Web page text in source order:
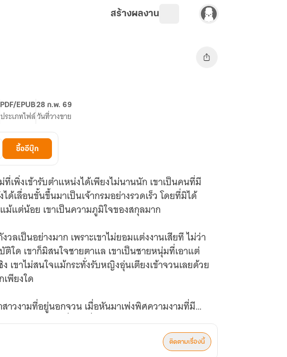
สร้างผลงาน
PDF/EPUB
ประเภทไฟล์
28 ก.พ. 69
วันที่วางขาย
ซื้ออีบุ๊ก
รับตำแหน่งได้เพียงไม่นานนัก เขาเป็นคนที่มี
ด้เลื่อนขั้นขึ้นมาเป็นเจ้ากรมอย่างรวดเร็ว โดยที่มิได้
แต่น้อย เขาเป็นความภูมิใจของสกุลมาก
ไม่ยอมแต่งงานเสียที ไม่ว่า
ชายตาแล เขาเป็นชายหนุ่มที่เอาแต่
เขาไม่สนใจแม้กระทั่งรับหญิงอุ่นเตียงเข้าจวนเลยด้วย
พียงใด
เมื่อหันมาเพ่งพิศความงามที่มี
แต่งงานอย่างรวบรัด
นเองมี
ติดตามเรื่องนี้